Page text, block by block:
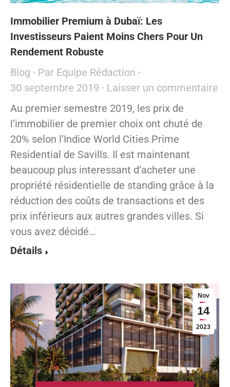
Immobilier Premium à Dubaï: Les
Investisseurs Paient Moins Chers Pour Un
Rendement Robuste
Blog
Par Equipe Rédaction
30 septembre 2019
Laisser un commentaire
Au premier semestre 2019, les prix de
l’immobilier de premier choix ont chuté de
20% selon l’Indice World Cities Prime
Residential de Savills. Il est maintenant
beaucoup plus interessant d’acheter une
propriété résidentielle de standing grâce à la
réduction des coûts de transactions et des
prix inférieurs aux autres grandes villes. Si
vous avez décidé…
Détails
Nov
14
2023